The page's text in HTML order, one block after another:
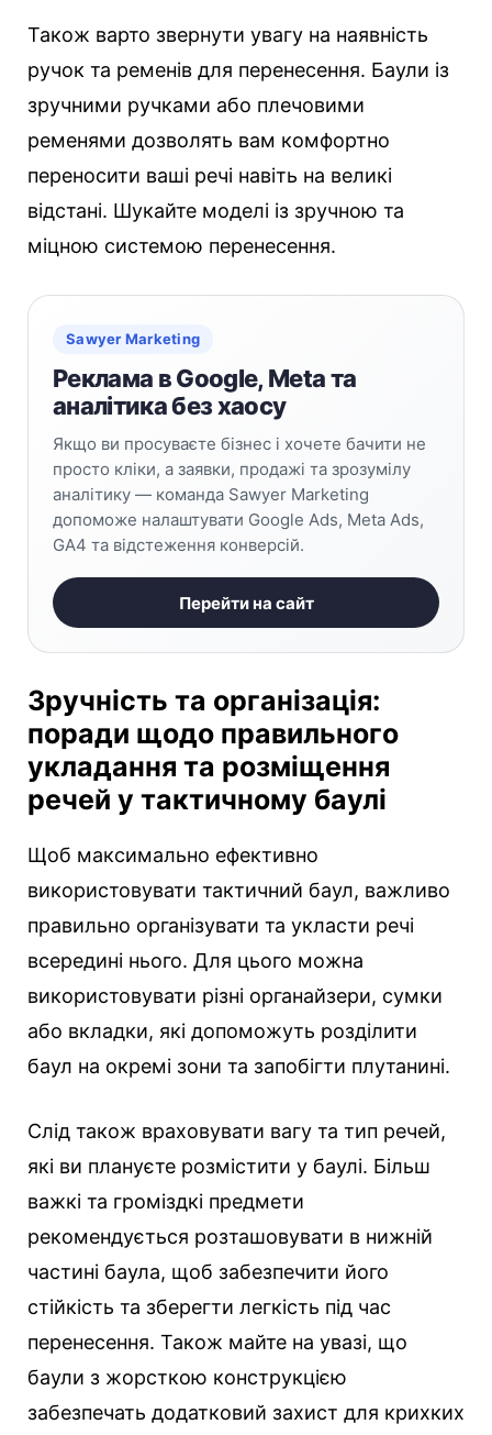
Також варто звернути увагу на наявність
ручок та ременів для перенесення. Баули із
зручними ручками або плечовими
ременями дозволять вам комфортно
переносити ваші речі навіть на великі
відстані. Шукайте моделі із зручною та
міцною системою перенесення.
Sawyer Marketing
Реклама в Google, Meta та
аналітика без хаосу
Якщо ви просуваєте бізнес і хочете бачити не
просто кліки, а заявки, продажі та зрозумілу
аналітику — команда Sawyer Marketing
допоможе налаштувати Google Ads, Meta Ads,
GA4 та відстеження конверсій.
Перейти на сайт
Зручність та організація:
поради щодо правильного
укладання та розміщення
речей у тактичному баулі
Щоб максимально ефективно
використовувати тактичний баул, важливо
правильно організувати та укласти речі
всередині нього. Для цього можна
використовувати різні органайзери, сумки
або вкладки, які допоможуть розділити
баул на окремі зони та запобігти плутанині.
Слід також враховувати вагу та тип речей,
які ви плануєте розмістити у баулі. Більш
важкі та громіздкі предмети
рекомендується розташовувати в нижній
частині баула, щоб забезпечити його
стійкість та зберегти легкість під час
перенесення. Також майте на увазі, що
баули з жорсткою конструкцією
забезпечать додатковий захист для крихких